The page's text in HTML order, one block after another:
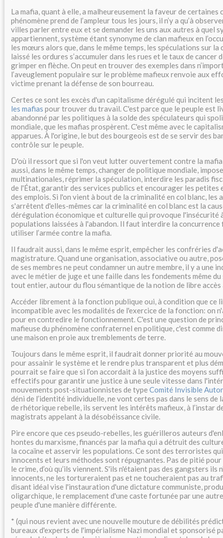
La mafia, quant à elle, a malheureusement la faveur de certaines
phénomène prend de l’ampleur tous les jours, il n’y a qu’à
villes parler entre eux et se demander les uns aux autres à quel
appartiennent, système étant synonyme de clan mafieux en
les mœurs alors que, dans le même temps, les spéculations sur
laissé les ordures s’accumuler dans les rues et le taux de cancer
grimper en flèche. On peut en trouver des exemples dans
l’aveuglement populaire sur le problème mafieux renvoie aux
victime prenant la défense de son bourreau.
Certes ce sont les excès d'un capitalisme dérégulé qui incitent
les mafias pour trouver du travail. C'est parce que le peuple est
abandonné par les politiques à la solde des spéculateurs qui
mondiale, que les mafias prospèrent. C'est même avec le
apparues. À l'origine, le but des bourgeois est de se servir des
contrôle sur le peuple.
D'où il ressort que si l'on veut lutter ouvertement contre la
aussi, dans le même temps, changer de politique mondiale,
multinationales, réprimer la spéculation, interdire les paradis
de l'État, garantir des services publics et encourager les petites
des emplois. Si l'on vient à bout de la criminalité en col blanc, les
s'arrêtent d'elles-mêmes car la criminalité en col blanc est la
dérégulation économique et culturelle qui provoque l'insécurité
populations laissées à l'abandon. Il faut interdire la concurrence
utiliser l’armée contre la mafia.
Il faudrait aussi, dans le même esprit, empêcher les confréries
magistrature. Quand une organisation, associative ou autre,
de ses membres ne peut condamner un autre membre, il y a une
avec le métier de juge et une faille dans les fondements même
tout entier, autour du flou sémantique de la notion de libre
Accéder librement à la fonction publique oui, à condition que ce
incompatible avec les modalités de l'exercice de la fonction: on
pour en contredire le fonctionnement. C'est une question de
mafieuse du phénomène confraternel en politique, c'est comme
une maison en proie aux tremblements de terre.
Toujours dans le même esprit, il faudrait donner priorité au
pour assainir le système et le rendre plus transparent et plus
pourrait se faire que si l’on accordait à la justice des moyens
effectifs pour garantir une justice à une seule vitesse dans
mouvements post-situationnistes de type Comité Invisible
déni de l’identité individuelle, ne vont certes pas dans le sens de
de rhétorique rebelle, ils servent les intérêts mafieux, à l’instar
magistrats appelant à la désobéissance civile.
Pire encore que ces pseudo-rebelles, les guérilleros auteurs
hontes du marxisme, financés par la mafia qui a détruit des
la cocaïne et asservir les populations. Ce sont des terroristes
innocents et leurs méthodes sont répugnantes. Pas de pitié
le crime, d’où qu’ils viennent. S'ils n'étaient pas des gangsters ils
innocents, ne les tortureraient pas et ne toucheraient pas au
disant idéal vise l'instauration d'une dictature communiste,
oligarchique, le remplacement d'une caste fortunée par une
peuple d'une manière différente.
* (qui nous revient avec une nouvelle mouture de débilités
bureaux d'experts de l'impérialisme Nazi mondial et sponsorisé